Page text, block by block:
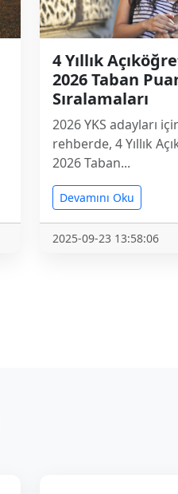
4 Yıllık
2026 Taban
Sıralamaları
2026 YKS adayları
rehberde, 4 Yıllık
2026 Taban...
Devamını Oku
2025-09-23 13:58:06